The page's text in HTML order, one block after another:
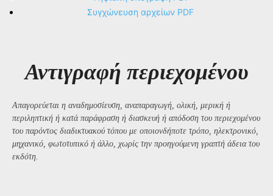
Συγχώνευση αρχείων PDF
Αντιγραφή περιεχομένου
Απαγορεύεται η αναδημοσίευση, αναπαραγωγή, ολική, μερική ή
περιληπτική ή κατά παράφραση ή διασκευή ή απόδοση του περιεχομένου
του παρόντος διαδικτυακού τόπου με οποιονδήποτε τρόπο, ηλεκτρονικό,
μηχανικό, φωτοτυπικό ή άλλο, χωρίς την προηγούμενη γραπτή άδεια του
εκδότη.